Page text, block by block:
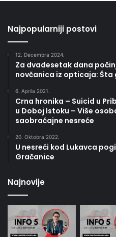
Najpopularniji postovi
12. Decembra 2024.
Za dvadesetak dana
novčanica iz opticaja:
6. Aprila 2021.
Crna hronika – Suicid u
u Doboj Istoku – Više
saobraćajne nesreće
20. Oktobra 2022.
U nesreći kod Lukavca
Gračanice
Najnovije